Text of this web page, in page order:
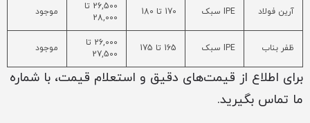
آرین فولاد IPE سبک 170 تا 180
26,500 تا
28,000
موجود
ظفر بناب IPE سبک 165 تا 175
26,000 تا
27,500
موجود
برای اطلاع از قیمت‌های دقیق و استعلام قیمت، با شماره
ما تماس بگیرید.